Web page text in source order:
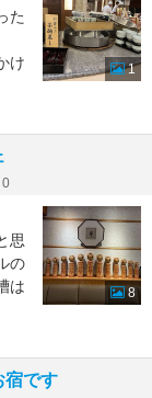
た
け
1
0
思
の
は
8
宿です